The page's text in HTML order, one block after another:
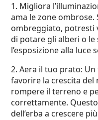
1. Migliora
ama le zone
ombreggiato, potresti
di potare gli alberi o
l’esposizione alla luce
2. Aera il tuo prato:
favorire la crescita del
rompere il terreno e
correttamente.
dell’erba a crescere